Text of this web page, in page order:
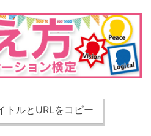
トルとURLをコピー